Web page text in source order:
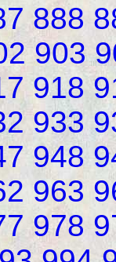
888
903
918
933
948
963
978